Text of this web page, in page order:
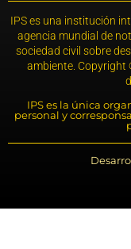
IPS es una institución
agencia mundial de
sociedad civil sobre
ambiente. Copyright
IPS es la única
personal y